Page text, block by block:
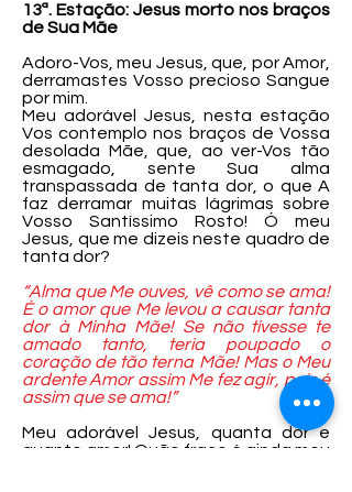
13ª. Estação: Jesus morto nos braços
de Sua Mãe
Adoro-Vos, meu Jesus, que, por Amor,
derramastes Vosso precioso Sangue
por mim.
Meu adorável Jesus, nesta estação
Vos contemplo nos braços de Vossa
desolada Mãe, que, ao ver-Vos tão
esmagado, sente Sua alma
transpassada de tanta dor, o que A
faz derramar muitas lágrimas sobre
Vosso Santíssimo Rosto! Ó meu
Jesus, que me dizeis neste quadro de
tanta dor?
“Alma que Me ouves, vê como se ama!
É o amor que Me levou a causar tanta
dor à Minha Mãe! Se não tivesse te
amado tanto, teria poupado o
coração de tão terna Mãe! Mas o Meu
ardente Amor assim Me fez agir, pois é
assim que se ama!”
Meu adorável Jesus, quanta dor e
quanto amor! Quão fraco é ainda meu